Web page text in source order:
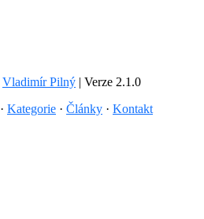
Vladimír Pilný | Verze 2.1.0
· Kategorie · Články · Kontakt